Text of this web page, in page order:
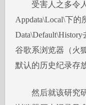
受害人之多令
Appdata\Local\下
谷歌系浏览器（火
默认的历史纪录存
然后就该研究